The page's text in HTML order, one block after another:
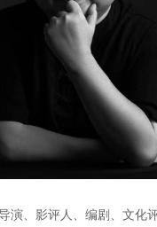
、影评人、编剧、文化评